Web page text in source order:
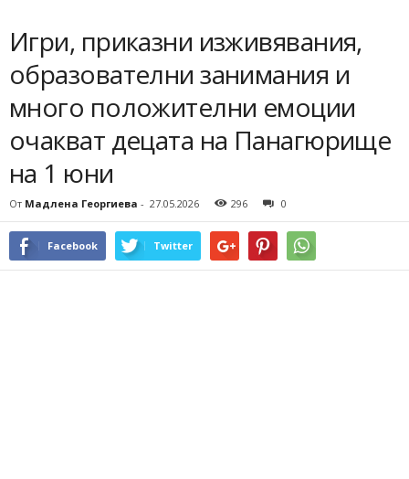
Игри, приказни изживявания,
образователни занимания и
много положителни емоции
очакват децата на Панагюрище
на 1 юни
От Мадлена Георгиева - 27.05.2026 296 0
Facebook Twitter